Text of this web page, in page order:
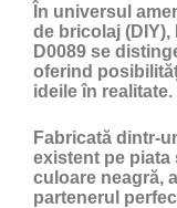
În universul
de bricolaj
D0089 se
oferind
ideile în realitate.
Fabricată dintr-
existent pe
culoare neagră,
partenerul